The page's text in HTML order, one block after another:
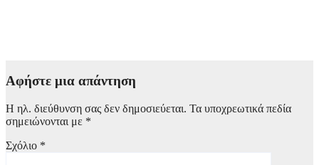
Αφήστε μια απάντηση
Η ηλ. διεύθυνση σας δεν δημοσιεύεται. Τα υποχρεωτικά πεδία
σημειώνονται με *
Σχόλιο *